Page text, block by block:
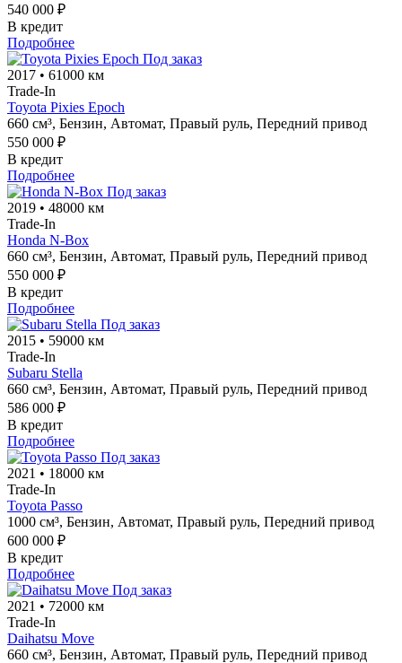
540 000 ₽
В кредит
Подробнее
Под заказ
2017 • 61000 км
Trade-In
Toyota Pixies Epoch
660 см³, Бензин, Автомат, Правый руль, Передний привод
550 000 ₽
В кредит
Подробнее
Под заказ
2019 • 48000 км
Trade-In
Honda N-Box
660 см³, Бензин, Автомат, Правый руль, Передний привод
550 000 ₽
В кредит
Подробнее
Под заказ
2015 • 59000 км
Trade-In
Subaru Stella
660 см³, Бензин, Автомат, Правый руль, Передний привод
586 000 ₽
В кредит
Подробнее
Под заказ
2021 • 18000 км
Trade-In
Toyota Passo
1000 см³, Бензин, Автомат, Правый руль, Передний привод
600 000 ₽
В кредит
Подробнее
Под заказ
2021 • 72000 км
Trade-In
Daihatsu Move
660 см³, Бензин, Автомат, Правый руль, Передний привод